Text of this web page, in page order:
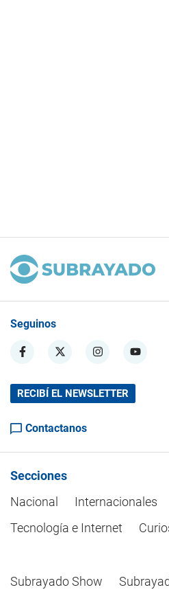
Seguinos
RECIBÍ EL NEWSLETTER
Contactanos
Secciones
Nacional
Internacionales
Tecnología e Internet
Subrayado Show